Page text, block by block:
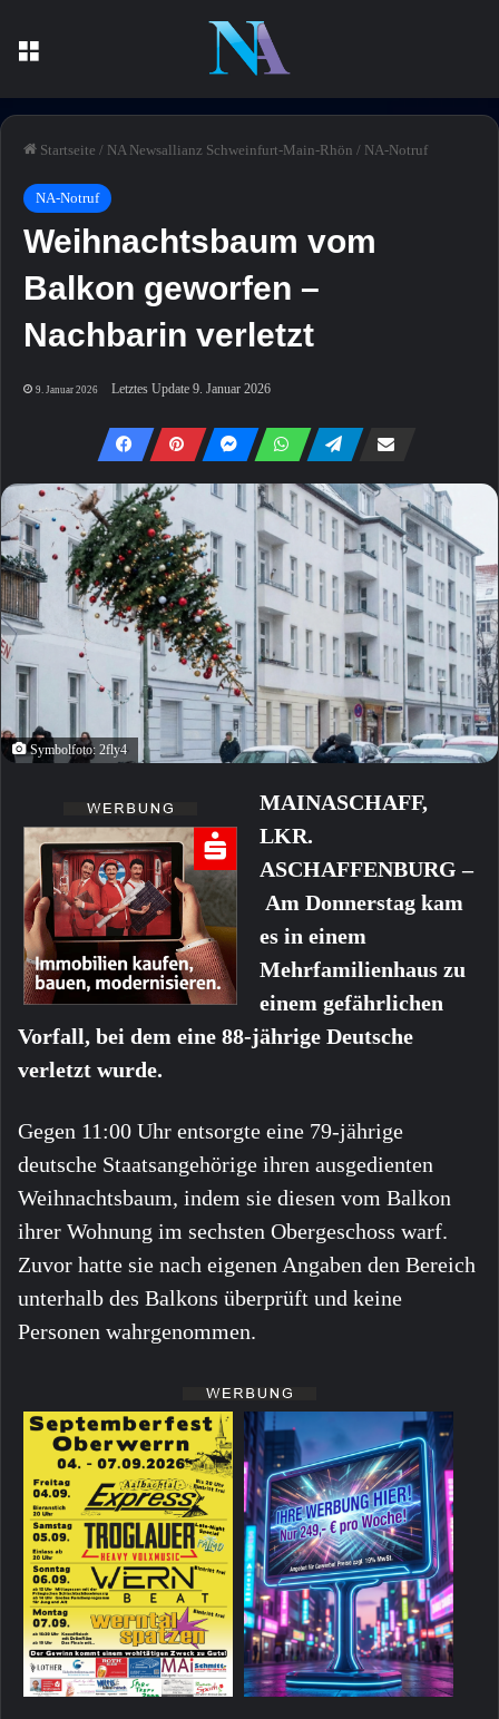
Startseite / NA Newsallianz Schweinfurt-Main-Rhön / NA-Notruf
NA-Notruf
Weihnachtsbaum vom
Balkon geworfen –
Nachbarin verletzt
9. Januar 2026 Letztes Update 9. Januar 2026
Symbolfoto: 2fly4
MAINASCHAFF,
LKR.
ASCHAFFENBURG –
Am Donnerstag kam
es in einem
Mehrfamilienhaus zu
einem gefährlichen
Vorfall, bei dem eine 88-jährige Deutsche
verletzt wurde.
Gegen 11:00 Uhr entsorgte eine 79-jährige
deutsche Staatsangehörige ihren ausgedienten
Weihnachtsbaum, indem sie diesen vom Balkon
ihrer Wohnung im sechsten Obergeschoss warf.
Zuvor hatte sie nach eigenen Angaben den Bereich
unterhalb des Balkons überprüft und keine
Personen wahrgenommen.